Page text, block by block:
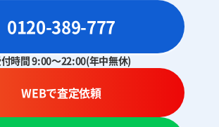
0120-389-777
時間 9:00～22:00(年中無休)
WEBで査定依頼